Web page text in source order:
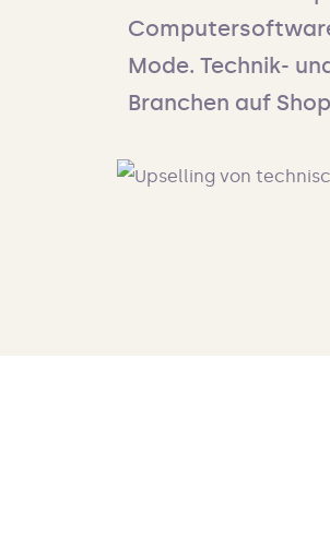
Mode. Technik-
Branchen auf